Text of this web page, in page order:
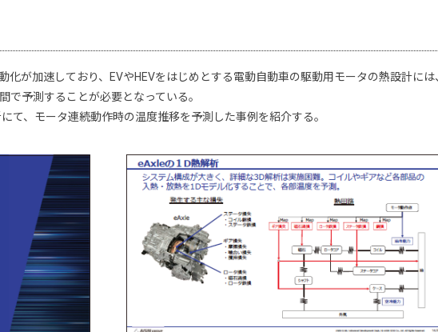
が加速しており、EVやHEVをはじめとする電動自動車の駆動用モータの熱設計には
で予測することが必要となっている。
て、モータ連続動作時の温度推移を予測した事例を紹介する。